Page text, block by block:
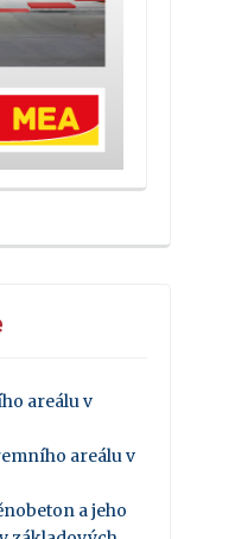
areálu v
areálu v
a jeho